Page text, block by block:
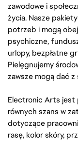
zawodowe i
życia. Nasze
potrzeb i mogą
psychiczne,
urlopy, bezpłatne
Pielęgnujemy
zawsze mogą dać
Electronic Arts jest
równych szans w
dotyczące
rasę, kolor skóry,